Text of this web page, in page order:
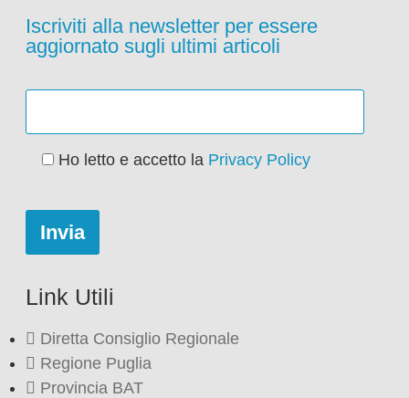
Iscriviti alla newsletter per essere
aggiornato sugli ultimi articoli
Ho letto e accetto la Privacy Policy
Link Utili
Diretta Consiglio Regionale
Regione Puglia
Provincia BAT